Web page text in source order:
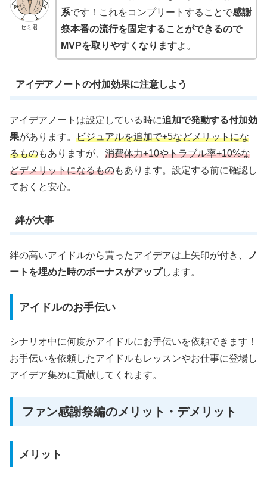
セミ君
系です！これをコンプリートすることで感謝
祭本番の流行を固定することができるので
MVPを取りやすくなりますよ。
アイデアノートの付加効果に注意しよう
アイデアノートは設定している時に追加で発動する付加効
果があります。 ビジュアルを追加で+5などメリットにな
るものもありますが、 消費体力+10やトラブル率+10%な
どデメリットになるものもあります。設定する前に確認し
ておくと安心。
絆が大事
絆の高いアイドルから貰ったアイデアは上矢印が付き、
ノ
ートを埋めた時のボーナスがアップします。
アイドルのお手伝い
シナリオ中に何度かアイドルにお手伝いを依頼できます！
お手伝いを依頼したアイドルもレッスンやお仕事に登場し
アイデア集めに貢献してくれます。
ファン感謝祭編のメリット・デメリット
メリット